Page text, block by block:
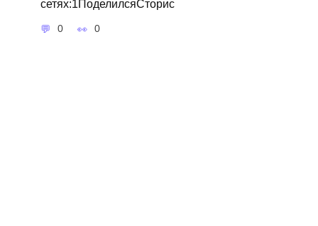
сетях:1ПоделилсяСторис
0 0